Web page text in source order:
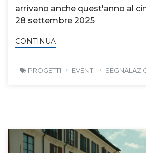
arrivano anche quest'anno al
28 settembre 2025
CONTINUA
PROGETTI EVENTI